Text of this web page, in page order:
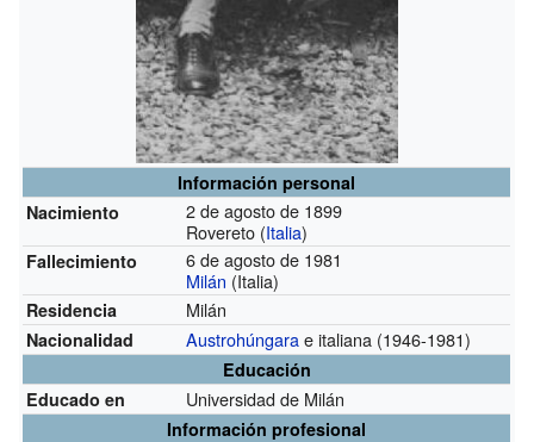
Información personal
Nacimiento
2 de agosto de 1899
Rovereto (Italia)
Fallecimiento
6 de agosto de 1981
Milán (Italia)
Residencia Milán
Nacionalidad Austrohúngarae italiana (1946-1981)
Educación
Educado en
Universidad de Milán
Información profesional